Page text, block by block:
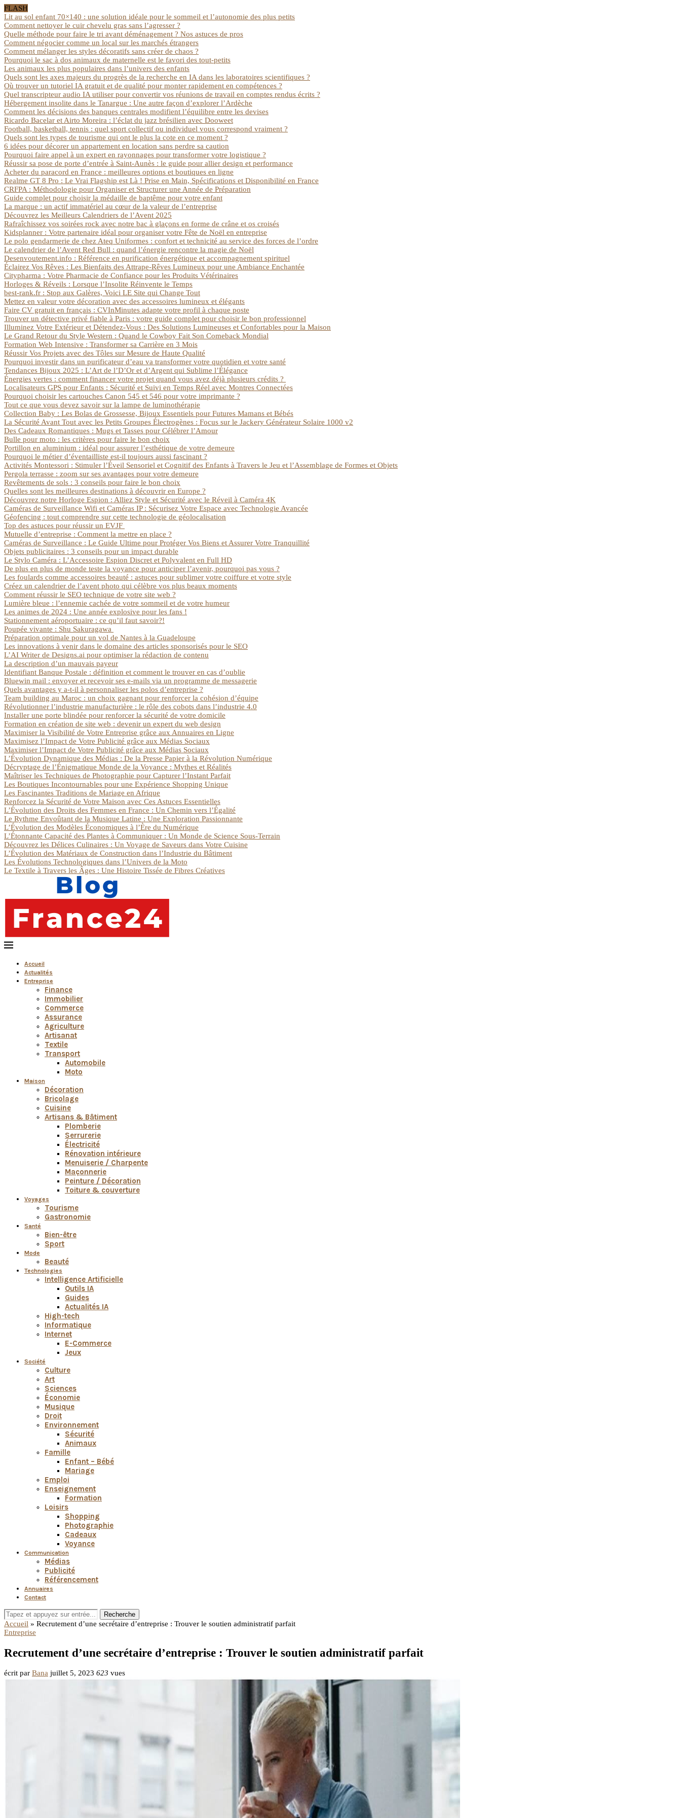
FLASH
Lit au sol enfant 70×140 : une solution idéale pour le sommeil et l’autonomie des plus petits
Comment nettoyer le cuir chevelu gras sans l’agresser ?
Quelle méthode pour faire le tri avant déménagement ? Nos astuces de pros
Comment négocier comme un local sur les marchés étrangers
Comment mélanger les styles décoratifs sans créer de chaos ?
Pourquoi le sac à dos animaux de maternelle est le favori des tout-petits
Les animaux les plus populaires dans l’univers des enfants
Quels sont les axes majeurs du progrès de la recherche en IA dans les laboratoires scientifiques ?
Où trouver un tutoriel IA gratuit et de qualité pour monter rapidement en compétences ?
Quel transcripteur audio IA utiliser pour convertir vos réunions de travail en comptes rendus écrits ?
Hébergement insolite dans le Tanargue : Une autre façon d’explorer l’Ardèche
Comment les décisions des banques centrales modifient l’équilibre entre les devises
Ricardo Bacelar et Airto Moreira : l’éclat du jazz brésilien avec Dooweet
Football, basketball, tennis : quel sport collectif ou individuel vous correspond vraiment ?
Quels sont les types de tourisme qui ont le plus la cote en ce moment ?
6 idées pour décorer un appartement en location sans perdre sa caution
Pourquoi faire appel à un expert en rayonnages pour transformer votre logistique ?
Réussir sa pose de porte d’entrée à Saint-Aunès : le guide pour allier design et performance
Acheter du paracord en France : meilleures options et boutiques en ligne
Realme GT 8 Pro : Le Vrai Flagship est Là ! Prise en Main, Spécifications et Disponibilité en France
CRFPA : Méthodologie pour Organiser et Structurer une Année de Préparation
Guide complet pour choisir la médaille de baptême pour votre enfant
La marque : un actif immatériel au cœur de la valeur de l’entreprise
Découvrez les Meilleurs Calendriers de l’Avent 2025
Rafraîchissez vos soirées rock avec notre bac à glaçons en forme de crâne et os croisés
Kidsplanner : Votre partenaire idéal pour organiser votre Fête de Noël en entreprise
Le polo gendarmerie de chez Ateq Uniformes : confort et technicité au service des forces de l’ordre
Le calendrier de l’Avent Red Bull : quand l’énergie rencontre la magie de Noël
Desenvoutement.info : Référence en purification énergétique et accompagnement spirituel
Éclairez Vos Rêves : Les Bienfaits des Attrape-Rêves Lumineux pour une Ambiance Enchantée
Citypharma : Votre Pharmacie de Confiance pour les Produits Vétérinaires
Horloges & Réveils : Lorsque l’Insolite Réinvente le Temps
best-rank.fr : Stop aux Galères, Voici LE Site qui Change Tout
Mettez en valeur votre décoration avec des accessoires lumineux et élégants
Faire CV gratuit en français : CVInMinutes adapte votre profil à chaque poste
Trouver un détective privé fiable à Paris : votre guide complet pour choisir le bon professionnel
Illuminez Votre Extérieur et Détendez-Vous : Des Solutions Lumineuses et Confortables pour la Maison
Le Grand Retour du Style Western : Quand le Cowboy Fait Son Comeback Mondial
Formation Web Intensive : Transformer sa Carrière en 3 Mois
Réussir Vos Projets avec des Tôles sur Mesure de Haute Qualité
Pourquoi investir dans un purificateur d’eau va transformer votre quotidien et votre santé
Tendances Bijoux 2025 : L’Art de l’D’Or et d’Argent qui Sublime l’Élégance
Énergies vertes : comment financer votre projet quand vous avez déjà plusieurs crédits ?
Localisateurs GPS pour Enfants : Sécurité et Suivi en Temps Réel avec Montres Connectées
Pourquoi choisir les cartouches Canon 545 et 546 pour votre imprimante ?
Tout ce que vous devez savoir sur la lampe de luminothérapie
Collection Baby : Les Bolas de Grossesse, Bijoux Essentiels pour Futures Mamans et Bébés
La Sécurité Avant Tout avec les Petits Groupes Électrogènes : Focus sur le Jackery Générateur Solaire 1000 v2
Des Cadeaux Romantiques : Mugs et Tasses pour Célébrer l’Amour
Bulle pour moto : les critères pour faire le bon choix
Portillon en aluminium : idéal pour assurer l’esthétique de votre demeure
Pourquoi le métier d’éventailliste est-il toujours aussi fascinant ?
Activités Montessori : Stimuler l’Éveil Sensoriel et Cognitif des Enfants à Travers le Jeu et l’Assemblage de Formes et Objets
Pergola terrasse : zoom sur ses avantages pour votre demeure
Revêtements de sols : 3 conseils pour faire le bon choix
Quelles sont les meilleures destinations à découvrir en Europe ?
Découvrez notre Horloge Espion : Alliez Style et Sécurité avec le Réveil à Caméra 4K
Caméras de Surveillance Wifi et Caméras IP : Sécurisez Votre Espace avec Technologie Avancée
Géofencing : tout comprendre sur cette technologie de géolocalisation
Top des astuces pour réussir un EVJF
Mutuelle d’entreprise : Comment la mettre en place ?
Caméras de Surveillance : Le Guide Ultime pour Protéger Vos Biens et Assurer Votre Tranquillité
Objets publicitaires : 3 conseils pour un impact durable
Le Stylo Caméra : L’Accessoire Espion Discret et Polyvalent en Full HD
De plus en plus de monde teste la voyance pour anticiper l’avenir, pourquoi pas vous ?
Les foulards comme accessoires beauté : astuces pour sublimer votre coiffure et votre style
Créez un calendrier de l’avent photo qui célèbre vos plus beaux moments
Comment réussir le SEO technique de votre site web ?
Lumière bleue : l’ennemie cachée de votre sommeil et de votre humeur
Les animes de 2024 : Une année explosive pour les fans !
Stationnement aéroportuaire : ce qu’il faut savoir?!
Poupée vivante : Shu Sakuragawa
Préparation optimale pour un vol de Nantes à la Guadeloupe
Les innovations à venir dans le domaine des articles sponsorisés pour le SEO
L’AI Writer de Designs.ai pour optimiser la rédaction de contenu
La description d’un mauvais payeur
Identifiant Banque Postale : définition et comment le trouver en cas d’oublie
Bluewin mail : envoyer et recevoir ses e-mails via un programme de messagerie
Quels avantages y a-t-il à personnaliser les polos d’entreprise ?
Team building au Maroc : un choix gagnant pour renforcer la cohésion d’équipe
Révolutionner l’industrie manufacturière : le rôle des cobots dans l’industrie 4.0
Installer une porte blindée pour renforcer la sécurité de votre domicile
Formation en création de site web : devenir un expert du web design
Maximiser la Visibilité de Votre Entreprise grâce aux Annuaires en Ligne
Maximisez l’Impact de Votre Publicité grâce aux Médias Sociaux
Maximiser l’Impact de Votre Publicité grâce aux Médias Sociaux
L’Évolution Dynamique des Médias : De la Presse Papier à la Révolution Numérique
Décryptage de l’Énigmatique Monde de la Voyance : Mythes et Réalités
Maîtriser les Techniques de Photographie pour Capturer l’Instant Parfait
Les Boutiques Incontournables pour une Expérience Shopping Unique
Les Fascinantes Traditions de Mariage en Afrique
Renforcez la Sécurité de Votre Maison avec Ces Astuces Essentielles
L’Évolution des Droits des Femmes en France : Un Chemin vers l’Égalité
Le Rythme Envoûtant de la Musique Latine : Une Exploration Passionnante
L’Évolution des Modèles Économiques à l’Ère du Numérique
L’Étonnante Capacité des Plantes à Communiquer : Un Monde de Science Sous-Terrain
Découvrez les Délices Culinaires : Un Voyage de Saveurs dans Votre Cuisine
L’Évolution des Matériaux de Construction dans l’Industrie du Bâtiment
Les Évolutions Technologiques dans l’Univers de la Moto
Le Textile à Travers les Âges : Une Histoire Tissée de Fibres Créatives
Accueil
Actualités
Entreprise
Finance
Immobilier
Commerce
Assurance
Agriculture
Artisanat
Textile
Transport
Automobile
Moto
Maison
Décoration
Bricolage
Cuisine
Artisans & Bâtiment
Plomberie
Serrurerie
Électricité
Rénovation intérieure
Menuiserie / Charpente
Maçonnerie
Peinture / Décoration
Toiture & couverture
Voyages
Tourisme
Gastronomie
Santé
Bien-être
Sport
Mode
Beauté
Technologies
Intelligence Artificielle
Outils IA
Guides
Actualités IA
High-tech
Informatique
Internet
E-Commerce
Jeux
Société
Culture
Art
Sciences
Économie
Musique
Droit
Environnement
Sécurité
Animaux
Famille
Enfant – Bébé
Mariage
Emploi
Enseignement
Formation
Loisirs
Shopping
Photographie
Cadeaux
Voyance
Communication
Médias
Publicité
Référencement
Annuaires
Contact
Recherche
Accueil » Recrutement d’une secrétaire d’entreprise : Trouver le soutien administratif parfait
Entreprise
Recrutement d’une secrétaire d’entreprise : Trouver le soutien administratif parfait
écrit par Bana juillet 5, 2023 623 vues